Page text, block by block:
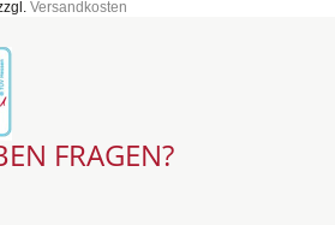
Versandkosten
FRAGEN?